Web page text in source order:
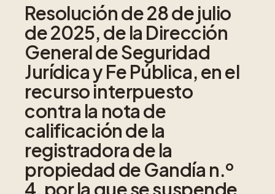
Resolución de 28 de julio
de 2025, de la Dirección
General de Seguridad
Jurídica y Fe Pública, en el
recurso interpuesto
contra la nota de
calificación de la
registradora de la
propiedad de Gandía n.º
4, por la que se suspende